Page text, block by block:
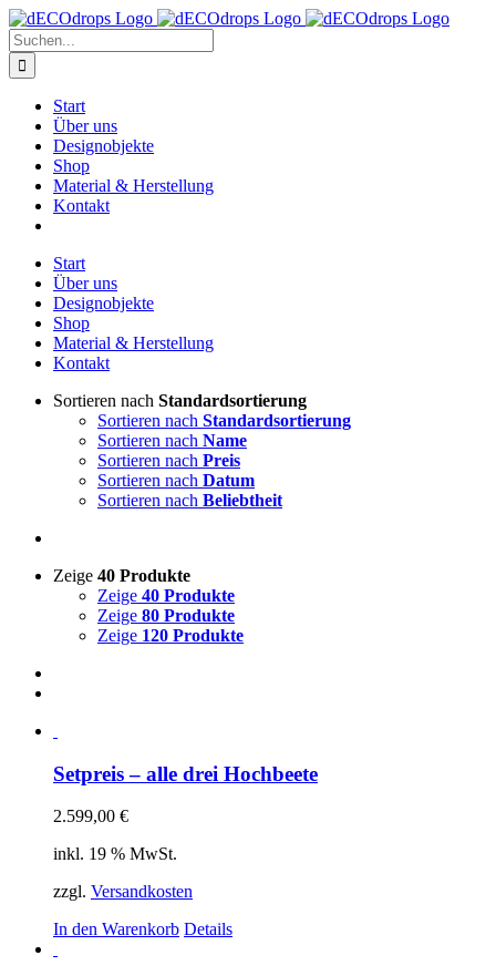
Zum
Inhalt
springen
Suche
nach:
Start
Über uns
Designobjekte
Shop
Material & Herstellung
Kontakt
Start
Über uns
Designobjekte
Shop
Material & Herstellung
Kontakt
Sortieren nach Standardsortierung
Sortieren nach Standardsortierung
Sortieren nach Name
Sortieren nach Preis
Sortieren nach Datum
Sortieren nach Beliebtheit
Zeige 40 Produkte
Zeige 40 Produkte
Zeige 80 Produkte
Zeige 120 Produkte
Setpreis – alle drei Hochbeete
2.599,00 €
inkl. 19 % MwSt.
zzgl. Versandkosten
In den Warenkorb Details